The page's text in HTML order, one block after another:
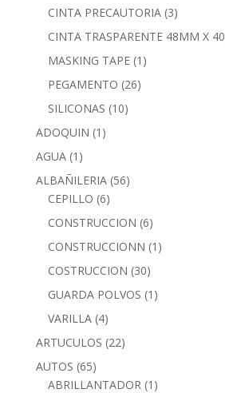
CINTA PRECAUTORIA (3)
CINTA TRASPARENTE 48MM X 40
MASKING TAPE (1)
PEGAMENTO (26)
SILICONAS (10)
ADOQUIN (1)
AGUA (1)
ALBAÑILERIA (56)
CEPILLO (6)
CONSTRUCCION (6)
CONSTRUCCIONN (1)
COSTRUCCION (30)
GUARDA POLVOS (1)
VARILLA (4)
ARTUCULOS (22)
AUTOS (65)
ABRILLANTADOR (1)